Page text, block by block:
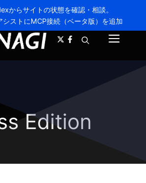
からサイトの状態を確認・相談。
ストにMCP接続（ベータ版）を追加
ニ
Edition
A- A+